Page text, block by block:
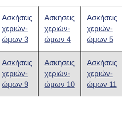
Ασκήσεις
χεριών-
ώμων 3
Ασκήσεις
χεριών-
ώμων 4
Ασκήσεις
χεριών-
ώμων 5
Ασκήσεις
χεριών-
ώμων 9
Ασκήσεις
χεριών-
ώμων 10
Ασκήσεις
χεριών-
ώμων 11